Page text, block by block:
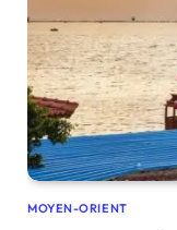
MOYEN-ORIENT